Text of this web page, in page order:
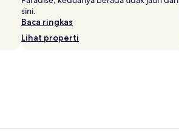
sini.
Baca ringkas
Lihat properti